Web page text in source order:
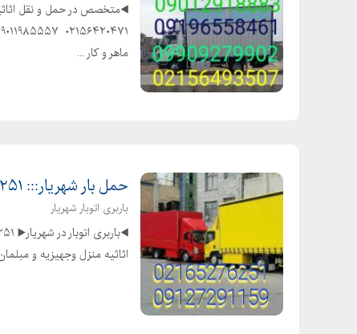
ماهر و کار ...
حمل بار شهریار::: ۰۲۱۶۵۲۷۶۲۵۱ ::باربری وانت بار شهرک شهریار
باربری اتوبار شهریار
اثاثیه منزل وجهیزیه و